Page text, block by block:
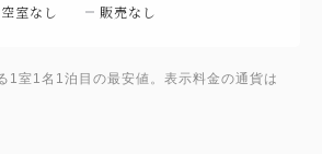
空室なし 販売なし
1室1名1泊目の最安値。表示料金の通貨は